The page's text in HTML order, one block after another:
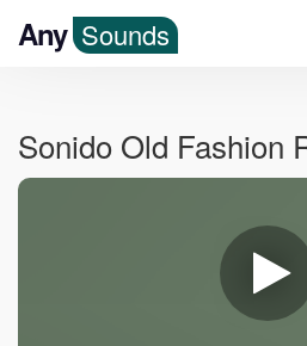
Any Sounds
Sonido Old Fashion